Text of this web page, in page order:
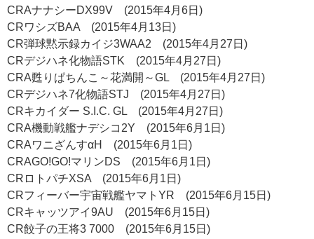
CRAナナシーDX99V (2015年4月6日)
CRワシズBAA (2015年4月13日)
CR弾球黙示録カイジ3WAA2 (2015年4月27日)
CRデジハネ化物語STK (2015年4月27日)
CRA甦りぱちんこ～花満開～GL (2015年4月27日)
CRデジハネ7化物語STJ (2015年4月27日)
CRキカイダー S.I.C. GL (2015年4月27日)
CRA機動戦艦ナデシコ2Y (2015年6月1日)
CRAワニざんすαH (2015年6月1日)
CRAGO!GO!マリンDS (2015年6月1日)
CRロトパチXSA (2015年6月1日)
CRフィーバー宇宙戦艦ヤマトYR (2015年6月15日)
CRキャッツアイ9AU (2015年6月15日)
CR餃子の王将3 7000 (2015年6月15日)